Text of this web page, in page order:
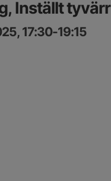
Inställt tyvärr
17:30-19:15